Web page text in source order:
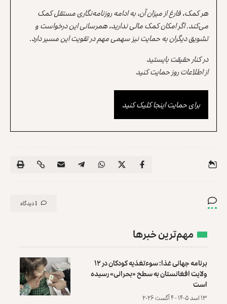
هر کمک، فارغ از میزان آن، به ادامه روزنامه‌نگاری مستقل کمک
می‌کند. اگر امکان کمک مالی ندارید، همرسانی این درخواست و
تشویق دیگران به حمایت نیز سهمی مهم در تقویت این مسیر دارد.
در کنار حقیقت بایستید
از اطلاعات روز حمایت کنید
برای حمایت اینجا کلیک کنید
1 دیدگاه
مهم‌ترین خبرها
برنامه جهانی غذا: سوءتغذیه کودکان در ۱۲
ولایت افغانستان به سطح «بحرانی» رسیده
است
۱۳ اسد ۱۴۰۵ - ۴ آگست ۲۰۲۶